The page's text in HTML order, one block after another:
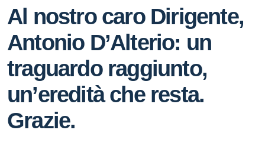
Al nostro caro Dirigente,
Antonio D’Alterio: un
traguardo raggiunto,
un’eredità che resta.
Grazie.